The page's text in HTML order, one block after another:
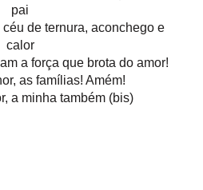
pai
de ternura, aconchego e
calor
a força que brota do amor!
as famílias! Amém!
a minha também (bis)